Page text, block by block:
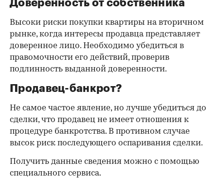
Доверенность от собственника
Высоки риски покупки квартиры на вторичном
рынке, когда интересы продавца представляет
доверенное лицо. Необходимо убедиться в
правомочности его действий, проверив
подлинность выданной доверенности.
Продавец-банкрот?
Не самое частое явление, но лучше убедиться до
сделки, что продавец не имеет отношения к
процедуре банкротства. В противном случае
высок риск последующего оспаривания сделки.
Получить данные сведения можно с помощью
специального сервиса.